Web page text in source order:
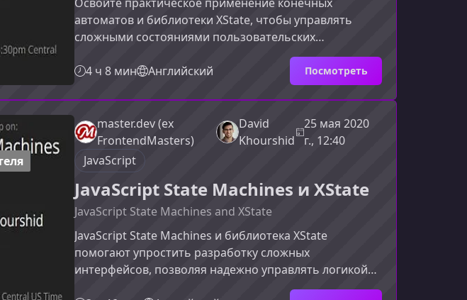
автоматов и библиотеки XState, чтобы управлять
сложными состояниями пользовательских
интерфейсов предсказуемо, безопасно и наглядно.
Этот курс поможет вам структурировать логику
приложения, сократить количество ошибок и
работать со состояниями так, как это делают лучшие
инженеры интерфейсов.Что дает обучение конечным
автоматам и XStateКогда приложение растет,
количество возможных переходов между состоян
4 ч 8 мин Английский Посмотреть
master.dev (ex
FrontendMasters)
David
Khourshid
25 мая 2020
г., 12:40
JavaScript
JavaScript State Machines и XState
JavaScript State Machines and XState
JavaScript State Machines и библиотека XState
помогают упростить разработку сложных
интерфейсов, позволяя надежно управлять логикой
состояний. Этот курс создан для разработчиков,